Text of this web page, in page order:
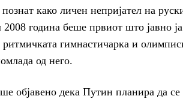
како личен непријател на
година беше првиот што јавно
ритмичката гимнастичарка и
од него.
објавено дека Путин планира да